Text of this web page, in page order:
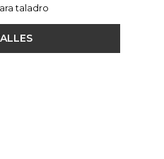
taladro